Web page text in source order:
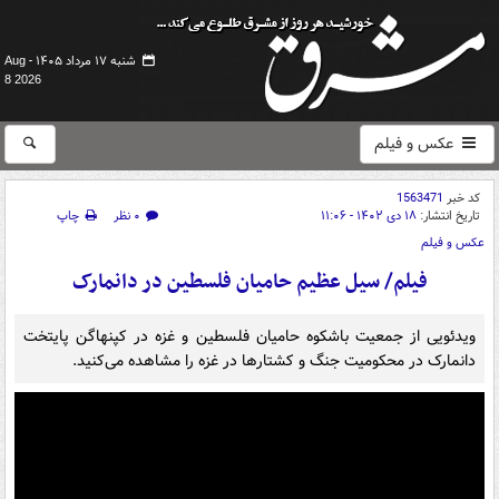
شنبه ۱۷ مرداد ۱۴۰۵ -
Aug
8 2026
عکس و فیلم
کد خبر 1563471
تاریخ انتشار: ۱۸ دی ۱۴۰۲ - ۱۱:۰۶ ۰ نظر
چاپ
عکس و فیلم
فیلم/ سیل عظیم حامیان فلسطین در دانمارک
ویدئویی از جمعیت باشکوه حامیان فلسطین و غزه در کپنهاگن پایتخت
دانمارک در محکومیت جنگ و کشتارها در غزه را مشاهده می‌کنید.